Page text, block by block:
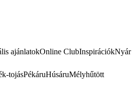
ajánlatokOnline ClubInspirációkNyár
tojásPékáruHúsáruMélyhűtött